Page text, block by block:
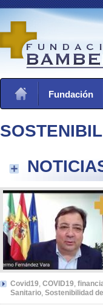
Fundación
Covid19 COVID19
Sanitario Sostenibilidad